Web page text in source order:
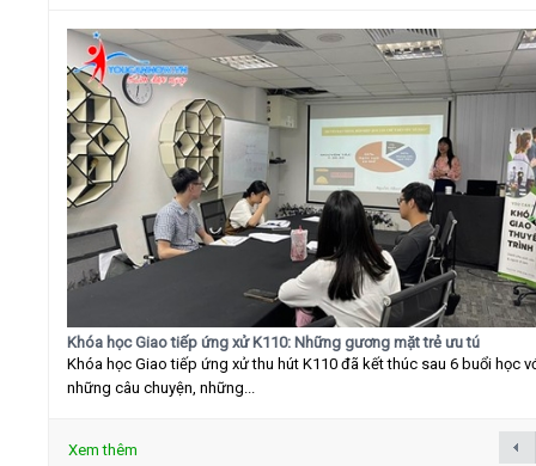
Khóa học Giao tiếp ứng xử K110: Những gương mặt trẻ ưu tú
Khóa học Giao tiếp ứng xử thu hút K110 đã kết thúc sau 6 buổi học
những câu chuyện, những...
Xem thêm